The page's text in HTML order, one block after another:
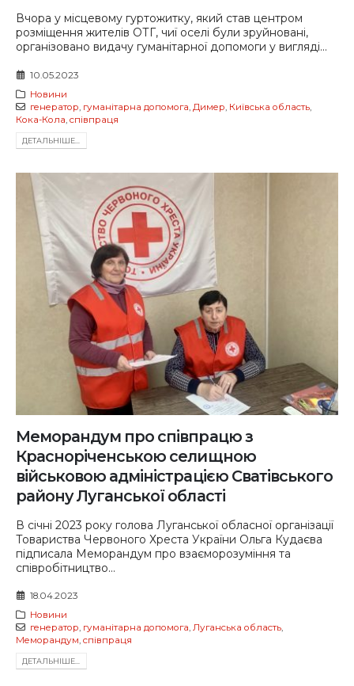
Вчора у місцевому гуртожитку, який став центром
розміщення жителів ОТГ, чиї оселі були зруйновані,
організовано видачу гуманітарної допомоги у вигляді...
10.05.2023
Новини
генератор, гуманітарна допомога, Димер, Київська область,
Кока-Кола, співпраця
ДЕТАЛЬНIШЕ...
Меморандум про співпрацю з
Красноріченською селищною
військовою адміністрацією Сватівського
району Луганської області
В січні 2023 року голова Луганської обласної організації
Товариства Червоного Хреста України Ольга Кудаєва
підписала Меморандум про взаєморозуміння та
співробітництво...
18.04.2023
Новини
генератор, гуманітарна допомога, Луганська область,
Меморандум, співпраця
ДЕТАЛЬНIШЕ...